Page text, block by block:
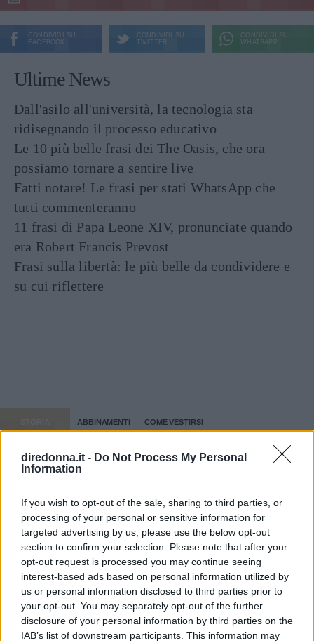
diredonna.it - Do Not Process My Personal
Information
If you wish to opt-out of the sale, sharing to third parties, or
processing of your personal or sensitive information for
targeted advertising by us, please use the below opt-out
section to confirm your selection. Please note that after your
opt-out request is processed you may continue seeing
interest-based ads based on personal information utilized by
us or personal information disclosed to third parties prior to
your opt-out. You may separately opt-out of the further
disclosure of your personal information by third parties on the
IAB’s list of downstream participants. This information may
CONDIVIDI SU
FACEBOOK
CONDIVIDI SU
TWITTER
CONDIVIDI SU
WHATSAPP
Ultime News
Dall'asilo all'università, la tecnologia sta
ridisegnando il processo educativo
Le 10 più belle frasi dei The Oasis, che ora
possiamo tornare a sentire live
Fatti notare! Le frasi per stati WhatsApp che
tutti commenteranno
11 frasi di Papa Leone XIV, pronunciate quando
era Robert Francis Prevost
Frasi sulla libertà: le più belle da condividere e
su cui riflettere
STORIA ABBINAMENTI COME VESTIRSI
Dallestoriecorrelate